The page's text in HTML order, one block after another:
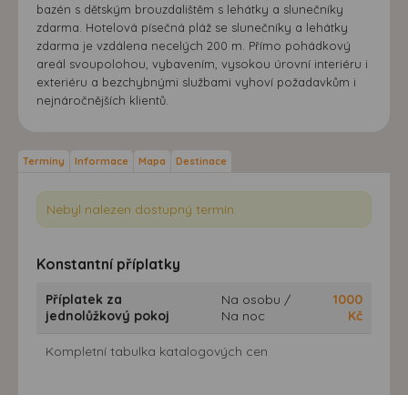
bazén s dětským brouzdalištěm s lehátky a slunečníky
zdarma. Hotelová písečná pláž se slunečníky a lehátky
zdarma je vzdálena necelých 200 m. Přímo pohádkový
areál svoupolohou, vybavením, vysokou úrovní interiéru i
exteriéru a bezchybnými službami vyhoví požadavkům i
nejnáročnějších klientů.
Termíny Informace Mapa Destinace
Nebyl nalezen dostupný termín.
Konstantní příplatky
Příplatek za
jednolůžkový pokoj
Na osobu /
Na noc
1000
Kč
Kompletní tabulka katalogových cen